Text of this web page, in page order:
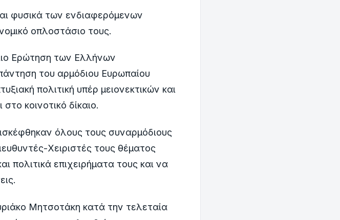
φυσικά των ενδιαφερόμενων
οπλοστάσιο τους.
Ερώτηση των Ελλήνων
του αρμόδιου Ευρωπαίου
πολιτική υπέρ μειονεκτικών και
κοινοτικό δίκαιο.
όλους τους συναρμόδιους
Χειριστές τους θέματος
πολιτικά επιχειρήματα τους και να
Μητσοτάκη κατά την τελεταία